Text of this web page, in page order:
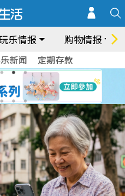
乐情报 购物情报
新闻 定期存款